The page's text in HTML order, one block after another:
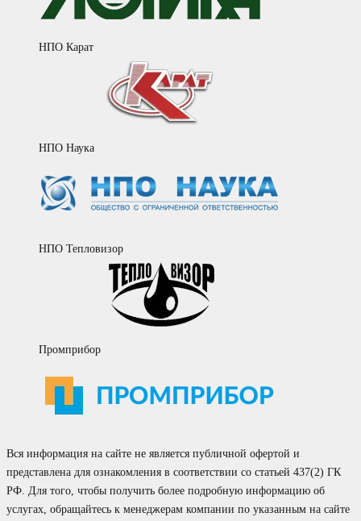
НПО Карат
НПО Наука
НПО Тепловизор
Промприбор
Вся информация на сайте не является публичной офертой и
представлена для ознакомления в соответствии со статьей 437(2) ГК
РФ. Для того, чтобы получить более подробную информацию об
услугах, обращайтесь к менеджерам компании по указанным на сайте